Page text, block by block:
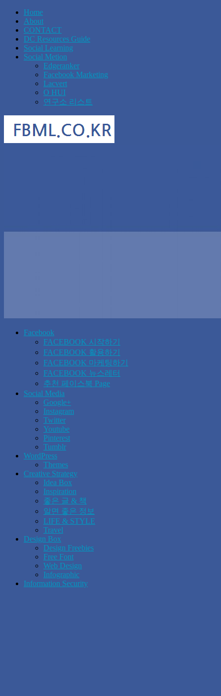
Home
About
CONTACT
DC Resources Guide
Social Learning
Social Metion
Edgeranker
Facebook Marketing
Lacvert
O HUI
연구소 리스트
Facebook
FACEBOOK 시작하기
FACEBOOK 활용하기
FACEBOOK 마케팅하기
FACEBOOK 뉴스레터
추천 페이스북 Page
Social Media
Google+
Instagram
Twitter
Youtube
Pinterest
Tumblr
WordPress
Themes
Creative Strategy
Idea Box
Inspiration
좋은 글 & 책
알면 좋은 정보
LIFE & STYLE
Travel
Design Box
Design Freebies
Free Font
Web Design
Infographic
Information Security